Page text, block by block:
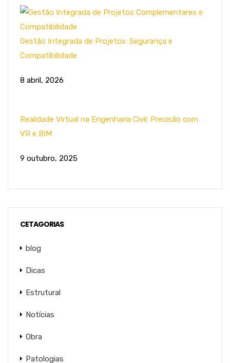
Gestão Integrada de Projetos: Segurança e
Compatibilidade
8 abril, 2026
Realidade Virtual na Engenharia Civil: Precisão com
VR e BIM
9 outubro, 2025
CETAGORIAS
blog
Dicas
Estrutural
Notícias
Obra
Patologias